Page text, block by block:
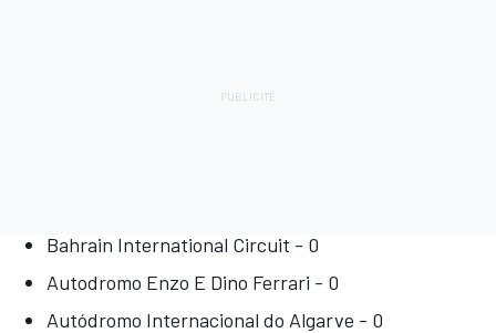
Bahrain International Circuit - 0
Autodromo Enzo E Dino Ferrari - 0
Autódromo Internacional do Algarve - 0